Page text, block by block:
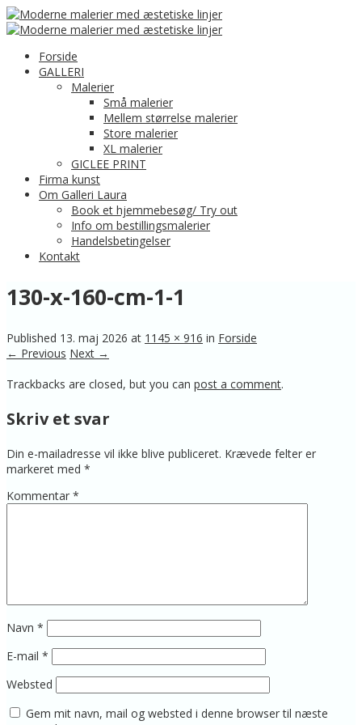
Forside
GALLERI
Malerier
Små malerier
Mellem størrelse malerier
Store malerier
XL malerier
GICLEE PRINT
Firma kunst
Om Galleri Laura
Book et hjemmebesøg/ Try out
Info om bestillingsmalerier
Handelsbetingelser
Kontakt
130-x-160-cm-1-1
Published 13. maj 2026 at 1145 × 916 in Forside
← Previous Next →
Trackbacks are closed, but you can post a comment.
Skriv et svar
Din e-mailadresse vil ikke blive publiceret. Krævede felter er
markeret med *
Kommentar *
Navn *
E-mail *
Websted
Gem mit navn, mail og websted i denne browser til næste